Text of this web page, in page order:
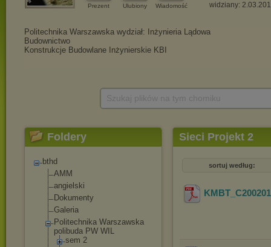
Prezent Ulubiony Wiadomość widziany:
Foldery
bthd
AMM
angielski
Dokumenty
Galeria
Politechnika Warszawska
polibuda PW WIL
sem 2
Sieci Projekt 2
sortuj według: